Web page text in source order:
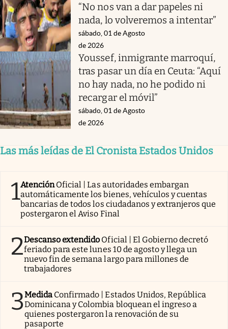
“No nos van a dar papeles ni
nada, lo volveremos a intentar”
sábado, 01 de Agosto
de 2026
Youssef, inmigrante marroquí,
tras pasar un día en Ceuta: “Aquí
no hay nada, no he podido ni
recargar el móvil”
sábado, 01 de Agosto
de 2026
Las más leídas de El Cronista Estados Unidos
1AtenciónOficial | Las autoridades embargan
automáticamente los bienes, vehículos y cuentas
bancarias de todos los ciudadanos y extranjeros que
postergaron el Aviso Final
2Descanso extendido Oficial | El Gobierno decretó
feriado para este lunes 10 de agosto y llega un
nuevo fin de semana largo para millones de
trabajadores
3Medida Confirmado | Estados Unidos, República
Dominicana y Colombia bloquean el ingreso a
quienes postergaron la renovación de su
pasaporte